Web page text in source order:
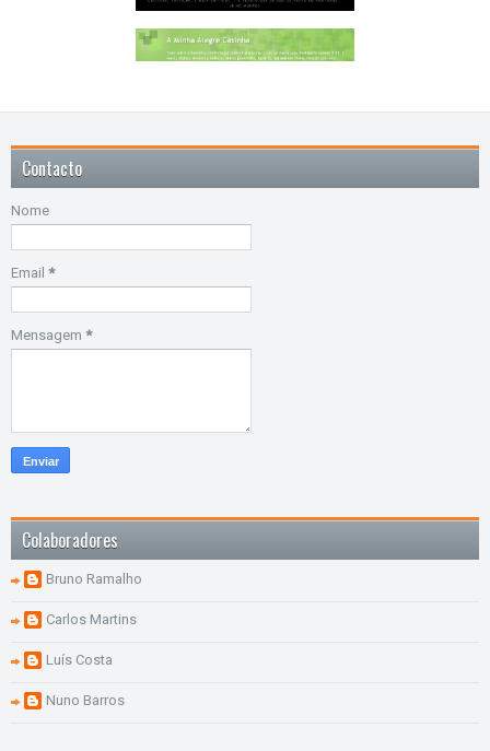
Contacto
Nome
Email *
Mensagem *
Colaboradores
Bruno Ramalho
Carlos Martins
Luís Costa
Nuno Barros